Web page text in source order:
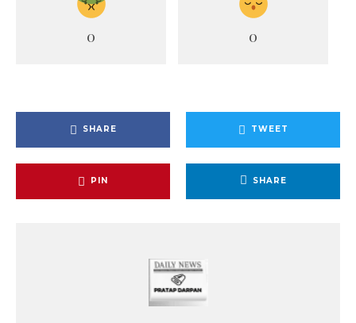
0 0
SHARE TWEET
PIN SHARE